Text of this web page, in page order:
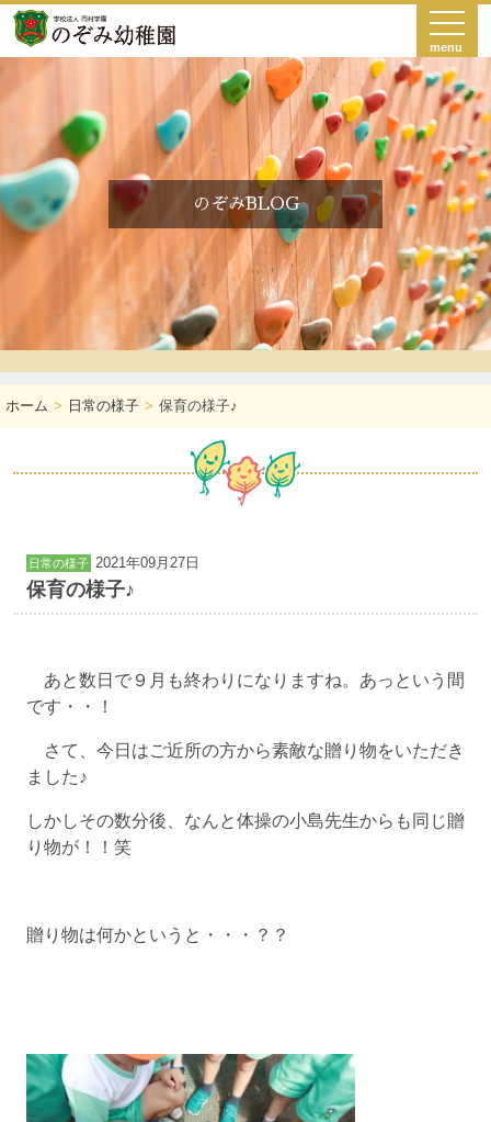
menu
のぞみBLOG
ホーム 日常の様子 保育の様子♪
日常の様子 2021年09月27日
保育の様子♪
あと数日で９月も終わりになりますね。あっという間
です・・！
さて、今日はご近所の方から素敵な贈り物をいただき
ました♪
しかしその数分後、なんと体操の小島先生からも同じ贈
り物が！！笑
贈り物は何かというと・・・？？